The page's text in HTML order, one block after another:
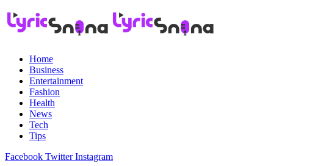
Home
Business
Entertainment
Fashion
Health
News
Tech
Tips
Facebook Twitter Instagram